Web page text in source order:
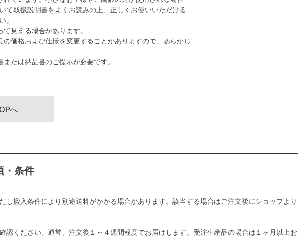
て取扱説明書をよくお読みの上、正しくお使いいただける
。
見える場合があります。
価格および仕様を変更することがありますので、あらかじ
たは納品書のご提示が必要です。
へ
・条件
し搬入条件により別途送料がかかる場合があります。該当する場合はご注文後にショップより
認ください。通常、注文後１～４週間程度でお届けします。受注生産品の場合は１ヶ月以上お